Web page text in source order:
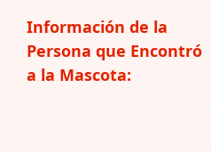
Información de la
Persona que Encontró
a la Mascota: